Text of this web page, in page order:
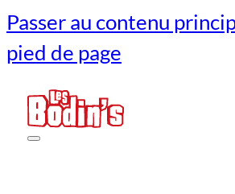
Passer au contenu
pied de page